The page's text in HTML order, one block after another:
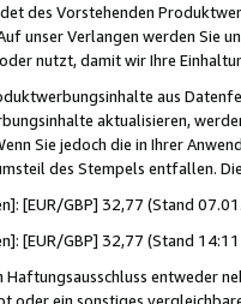
des Vorstehenden
unser Verlangen werden Sie
nutzt, damit wir Ihre
aus
aktualisieren,
Sie jedoch die in Ihrer
des Stempels entfallen.
[EUR/GBP] 32,77 (Stand
[EUR/GBP] 32,77 (Stand
entweder
oder ein sonstiges